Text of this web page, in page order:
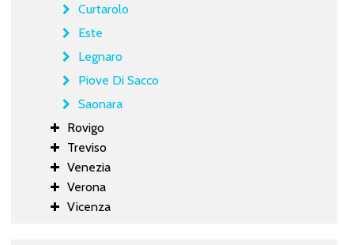
Curtarolo
Este
Legnaro
Piove Di Sacco
Saonara
Rovigo
Treviso
Venezia
Verona
Vicenza